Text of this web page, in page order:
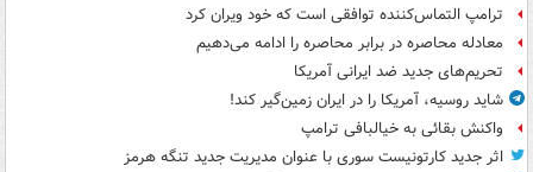
ترامپ التماس‌کننده توافقی است که خود ویران کرد
معادله محاصره در برابر محاصره را ادامه می‌دهیم
تحریم‌های جدید ضد ایرانی آمریکا
شاید روسیه، آمریکا را در ایران زمین‌گیر کند!
واکنش بقائی به خیالبافی ترامپ
اثر جدید کارتونیست سوری با عنوان مدیریت جدید تنگه هرمز